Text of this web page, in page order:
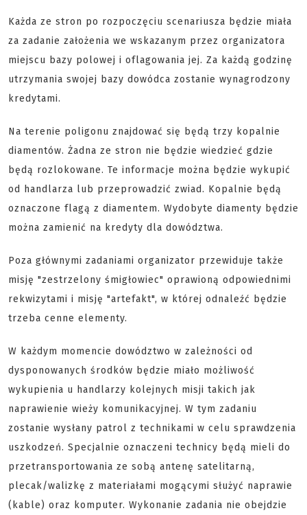
Każda ze stron po rozpoczęciu scenariusza będzie miała
za zadanie założenia we wskazanym przez organizatora
miejscu bazy polowej i oflagowania jej. Za każdą godzinę
utrzymania swojej bazy dowódca zostanie wynagrodzony
kredytami.
Na terenie poligonu znajdować się będą trzy kopalnie
diamentów. Żadna ze stron nie będzie wiedzieć gdzie
będą rozlokowane. Te informacje można będzie wykupić
od handlarza lub przeprowadzić zwiad. Kopalnie będą
oznaczone flagą z diamentem. Wydobyte diamenty będzie
można zamienić na kredyty dla dowództwa.
Poza głównymi zadaniami organizator przewiduje także
misję "zestrzelony śmigłowiec" oprawioną odpowiednimi
rekwizytami i misję "artefakt", w której odnaleźć będzie
trzeba cenne elementy.
W każdym momencie dowództwo w zależności od
dysponowanych środków będzie miało możliwość
wykupienia u handlarzy kolejnych misji takich jak
naprawienie wieży komunikacyjnej. W tym zadaniu
zostanie wysłany patrol z technikami w celu sprawdzenia
uszkodzeń. Specjalnie oznaczeni technicy będą mieli do
przetransportowania ze sobą antenę satelitarną,
plecak/walizkę z materiałami mogącymi służyć naprawie
(kable) oraz komputer. Wykonanie zadania nie obejdzie